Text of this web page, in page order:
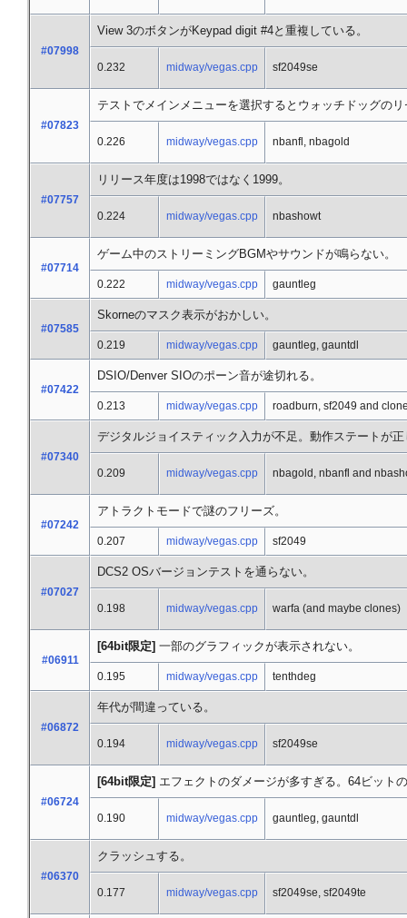
#07998
View 3のボタンがKeypad digit #4と重複している。
0.232 midway/vegas.cpp sf2049se
#07823
テストでメインメニューを選択するとウォッチドッグの
0.226 midway/vegas.cpp nbanfl, nbagold
#07757
リリース年度は1998ではなく1999。
0.224 midway/vegas.cpp nbashowt
#07714
ゲーム中のストリーミングBGMやサウンドが鳴らない。
0.222 midway/vegas.cpp gauntleg
#07585
Skorneのマスク表示がおかしい。
0.219 midway/vegas.cpp gauntleg, gauntdl
#07422
DSIO/Denver SIOのポーン音が途切れる。
0.213 midway/vegas.cpp roadburn, sf2049 and
#07340
デジタルジョイスティック入力が不足。動作ステートが
0.209 midway/vegas.cpp nbagold, nbanfl and
#07242
アトラクトモードで謎のフリーズ。
0.207 midway/vegas.cpp sf2049
#07027
DCS2 OSバージョンテストを通らない。
0.198 midway/vegas.cpp warfa (and maybe clones)
#06911
[64bit限定] 一部のグラフィックが表示されない。
0.195 midway/vegas.cpp tenthdeg
#06872
年代が間違っている。
0.194 midway/vegas.cpp sf2049se
#06724
[64bit限定] エフェクトのダメージが多すぎる。64ビット
0.190 midway/vegas.cpp gauntleg, gauntdl
#06370
クラッシュする。
0.177 midway/vegas.cpp sf2049se, sf2049te